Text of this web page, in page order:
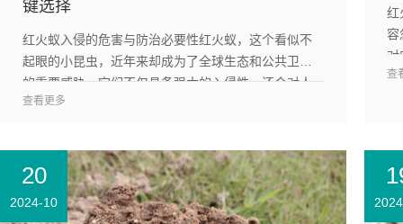
键选择
红火蚁入侵的危害与防治必要性红火蚁，这个看似不
起眼的小昆虫，近年来却成为了全球生态和公共卫生
的重要威胁。它们不仅具备强大的入侵性，还会对人
类和家畜造成直接伤害，甚至导致经济上的巨大损
查看更多
红
容
对
了
查
20
2024-10